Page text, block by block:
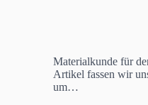
Materialkunde für
Artikel fassen wir
um…